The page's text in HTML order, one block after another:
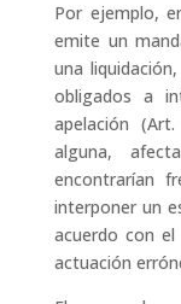
Por ejemplo,
emite un
una
obligados a
apelación
alguna,
encontrarían
interponer un
acuerdo con
actuación